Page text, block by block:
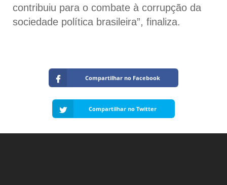
contribuiu para o combate à corrupção da
sociedade política brasileira”, finaliza.
Compartilhar no Facebook
Compartilhar no Twitter